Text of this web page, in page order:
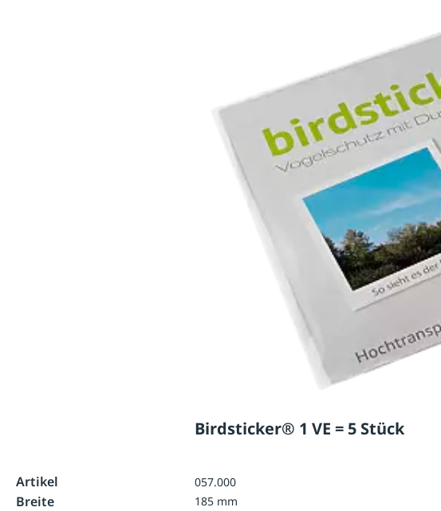
Artikel
Breite
Birdsticker® 1 VE = 5 Stück
057.000
185 mm